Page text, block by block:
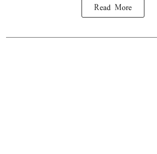
Read More